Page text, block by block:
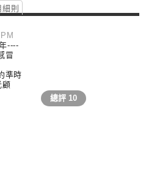
則
----
冒
準時
顧
總評 10